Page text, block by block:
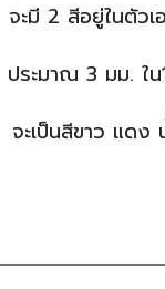
จะมี 2 สีอยู่ในตัว
ประมาณ 3 มม. ใน
จะเป็นสีขาว แดง